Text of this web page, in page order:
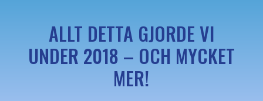
ALLT DETTA GJORDE VI
UNDER 2018 – OCH MYCKET
MER!